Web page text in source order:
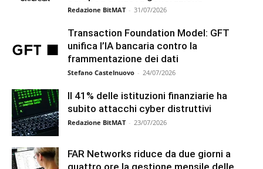
Redazione BitMAT - 31/07/2026
Transaction Foundation Model: GFT
unifica l’IA bancaria contro la
frammentazione dei dati
Stefano Castelnuovo - 24/07/2026
Il 41% delle istituzioni finanziarie ha
subito attacchi cyber distruttivi
Redazione BitMAT - 23/07/2026
FAR Networks riduce da due giorni a